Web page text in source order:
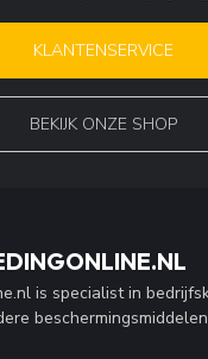
KLANTENSERVICE
BEKIJK ONZE SHOP
is specialist in